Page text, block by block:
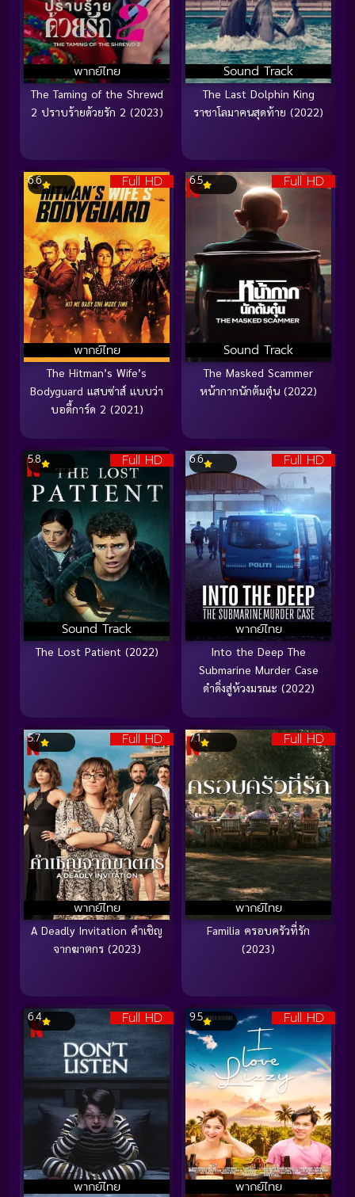
พากย์ไทย
The Taming of the Shrewd
2 ปราบร้ายด้วยรัก 2 (2023)
Sound Track
The Last Dolphin King
ราชาโลมาคนสุดท้าย (2022)
Full HD
พากย์ไทย
6.6
The Hitman’s Wife’s
Bodyguard แสบซ่าส์ แบบว่า
บอดี้การ์ด 2 (2021)
Full HD
Sound Track
6.5
The Masked Scammer
หน้ากากนักต้มตุ๋น (2022)
Full HD
Sound Track
5.8
The Lost Patient (2022)
Full HD
พากย์ไทย
6.6
Into the Deep The
Submarine Murder Case
ดำดิ่งสู่ห้วงมรณะ (2022)
Full HD
พากย์ไทย
5.7
A Deadly Invitation คำเชิญ
จากฆาตกร (2023)
Full HD
พากย์ไทย
7.1
Familia ครอบครัวที่รัก
(2023)
Full HD
พากย์ไทย
6.4 Full HD
พากย์ไทย
9.5